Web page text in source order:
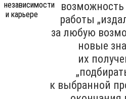
возможность
работы
за любую
новые
их
к выбранной